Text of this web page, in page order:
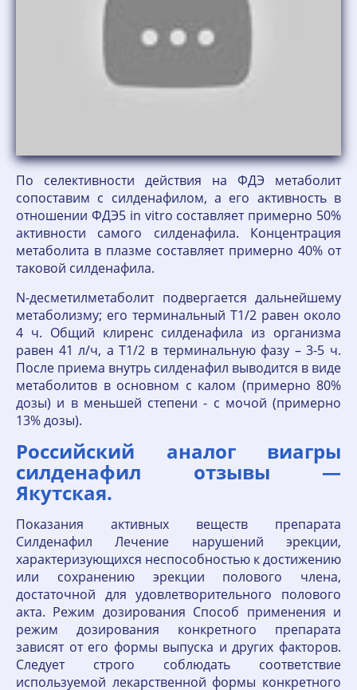
По селективности действия на ФДЭ метаболит
сопоставим с силденафилом, а его активность в
отношении ФДЭ5 in vitro составляет примерно 50%
активности самого силденафила. Концентрация
метаболита в плазме составляет примерно 40% от
таковой силденафила.
N-десметилметаболит подвергается дальнейшему
метаболизму; его терминальный T1/2 равен около
4 ч. Общий клиренс силденафила из организма
равен 41 л/ч, а T1/2 в терминальную фазу – 3-5 ч.
После приема внутрь силденафил выводится в виде
метаболитов в основном с калом (примерно 80%
дозы) и в меньшей степени - с мочой (примерно
13% дозы).
Российский аналог виагры
силденафил отзывы —
Якутская.
Показания активных веществ препарата
Силденафил Лечение нарушений эрекции,
характеризующихся неспособностью к достижению
или сохранению эрекции полового члена,
достаточной для удовлетворительного полового
акта. Режим дозирования Способ применения и
режим дозирования конкретного препарата
зависят от его формы выпуска и других факторов.
Следует строго соблюдать соответствие
используемой лекарственной формы конкретного